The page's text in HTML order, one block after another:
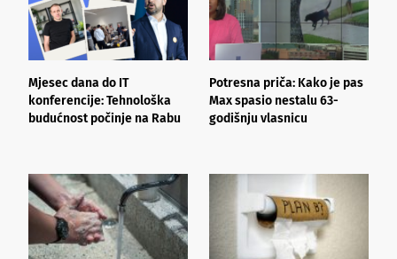
Mjesec dana do IT
konferencije: Tehnološka
budućnost počinje na Rabu
Potresna priča: Kako je pas
Max spasio nestalu 63-
godišnju vlasnicu